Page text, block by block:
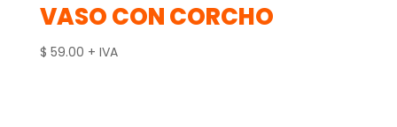
VASO CON CORCHO
$ 59.00 + IVA